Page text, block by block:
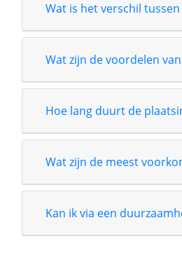
Wat is het verschil
Wat zijn de voordelen
Hoe lang duurt de
Wat zijn de meest
Kan ik via een